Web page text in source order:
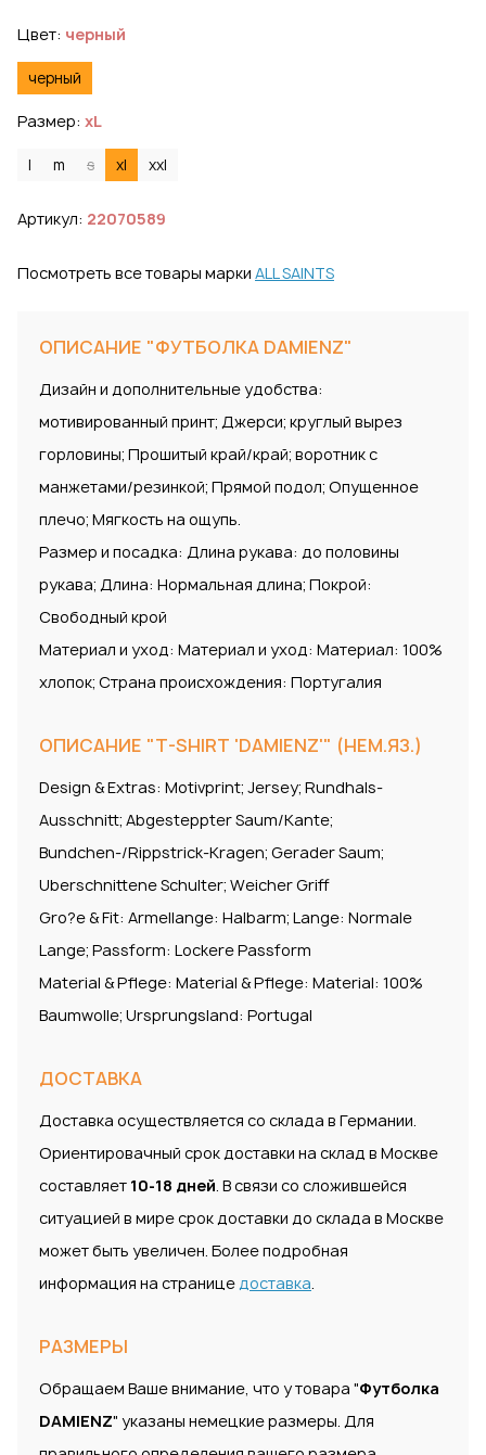
Цвет: черный
черный
Размер: xL
l m s xl xxl
Артикул: 22070589
Посмотреть все товары марки ALL SAINTS
ОПИСАНИЕ "ФУТБОЛКА DAMIENZ"
Дизайн и дополнительные удобства:
мотивированный принт; Джерси; круглый вырез
горловины; Прошитый край/край; воротник с
манжетами/резинкой; Прямой подол; Опущенное
плечо; Мягкость на ощупь.
Размер и посадка: Длина рукава: до половины
рукава; Длина: Нормальная длина; Покрой:
Свободный крой
Материал и уход: Материал и уход: Материал: 100%
хлопок; Страна происхождения: Португалия
ОПИСАНИЕ "T-SHIRT 'DAMIENZ'" (НЕМ.ЯЗ.)
Design & Extras: Motivprint; Jersey; Rundhals-
Ausschnitt; Abgesteppter Saum/Kante;
Bundchen-/Rippstrick-Kragen; Gerader Saum;
Uberschnittene Schulter; Weicher Griff
Gro?e & Fit: Armellange: Halbarm; Lange: Normale
Lange; Passform: Lockere Passform
Material & Pflege: Material & Pflege: Material: 100%
Baumwolle; Ursprungsland: Portugal
ДОСТАВКА
Доставка осуществляется со склада в Германии.
Ориентировачный срок доставки на склад в Москве
составляет 10-18 дней. В связи со сложившейся
ситуацией в мире срок доставки до склада в Москве
может быть увеличен. Более подробная
информация на страницедоставка.
РАЗМЕРЫ
Обращаем Ваше внимание, что у товара "Футболка
DAMIENZ" указаны немецкие размеры. Для